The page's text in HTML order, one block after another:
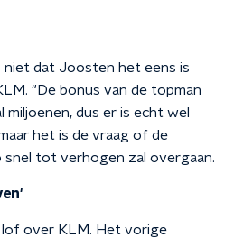
dat Joosten het eens is
"De bonus van de topman
miljoenen, dus er is echt wel
het is de vraag of de
snel tot verhogen zal overgaan.
lof over KLM. Het vorige